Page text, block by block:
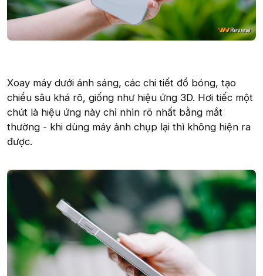
Xoay máy dưới ánh sáng, các chi tiết đổ bóng, tạo
chiều sâu khá rõ, giống như hiệu ứng 3D. Hơi tiếc một
chút là hiệu ứng này chỉ nhìn rõ nhất bằng mắt
thường - khi dùng máy ảnh chụp lại thì không hiện ra
được.